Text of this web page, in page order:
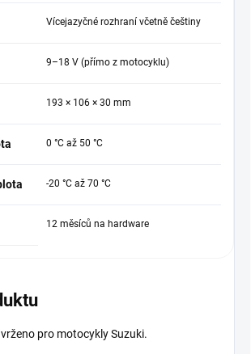
Vícejazyčné rozhraní včetně češtiny
9–18 V (přímo z motocyklu)
193 × 106 × 30 mm
0 °C až 50 °C
-20 °C až 70 °C
12 měsíců na hardware
pro motocykly Suzuki.